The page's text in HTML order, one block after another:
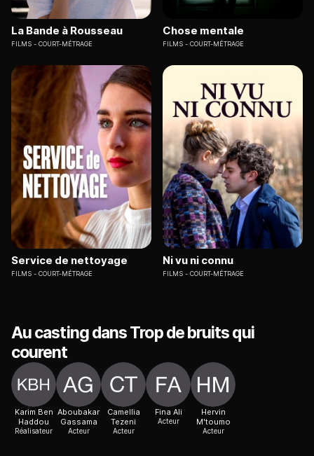
La Bande à Rousseau
FILMS COURT-MÉTRAGE
Chose mentale
FILMS COURT-MÉTRAGE
Service de nettoyage
FILMS COURT-MÉTRAGE
Ni vu ni connu
FILMS COURT-MÉTRAGE
Au casting dans Trop de bruits qui
courent
Karim Ben
Haddou
Réalisateur
Aboubakar
Gassama
Acteur
Camellia
Tezeni
Acteur
Fina Ali
Acteur
Hervin
M'toumo
Acteur